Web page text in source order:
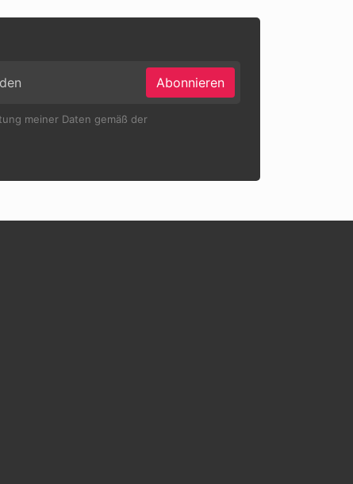
Abonnieren
meiner Daten gemäß der